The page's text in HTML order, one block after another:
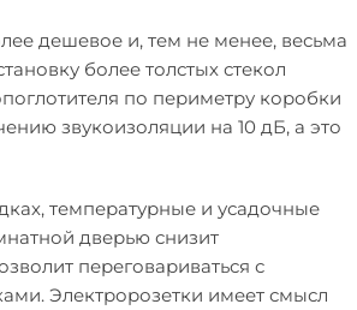
дешевое и, тем не менее, весьма
более толстых стекол
по периметру коробки
звукоизоляции на 10 дБ, а это
температурные и усадочные
дверью снизит
переговариваться с
Электророзетки имеет смысл